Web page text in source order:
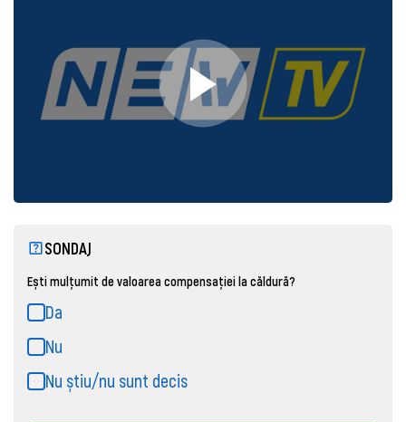
SONDAJ
Ești mulțumit de valoarea compensației la căldură?
Da
Nu
Nu știu/nu sunt decis